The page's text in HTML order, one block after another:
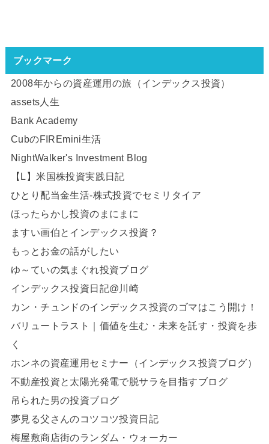
ブックマーク
2008年からの資産運用の旅（インデックス投資）
assets人生
Bank Academy
CubのFIREmini生活
NightWalker's Investment Blog
【L】米国株投資実践日記
ひとり配当金生活-株式投資でセミリタイア
ほったらかし投資のまにまに
ますい画伯とインデックス投資？
もっとお金の話がしたい
ゆ～ていの気まぐれ投資ブログ
インデックス投資日記@川崎
カン・チュンドのインデックス投資のゴマはこう開け！
バリュートラスト｜価値を生む・未来を託す・投資を歩
く
ホンネの資産運用セミナー（インデックス投資ブログ）
不動産投資と太陽光発電で脱サラを目指すブログ
吊られた男の投資ブログ
夢見る父さんのコツコツ投資日記
梅屋敷商店街のランダム・ウォーカー